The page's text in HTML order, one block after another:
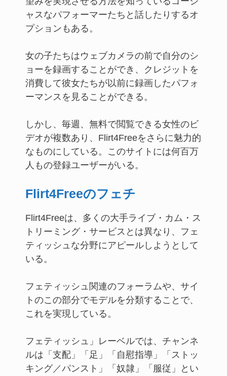
ャスなパフォーマーたちと話したりするオ
プションもある。
女の子たちはウェブカメラの前で自分のシ
ョーを録画することができ、クレジットを
消費して彼女たちが以前に録画したパフォ
ーマンスを見ることができる。
しかし、毎週、無料で閲覧できる女性のビ
デオが複数あり、Flirt4Freeをさらに魅力的
なものにしている。このサイトには何百万
人もの登録ユーザーがいる。
Flirt4Freeのフェチ
Flirt4Freeは、多くの大手ライブ・カム・ス
トリーミング・サービスとは異なり、フェ
ティッシュな分野にアピールしようとして
いる。
フェティッシュ関連のフォーラムや、サイ
トのこの部分でモデルを分類することで、
これを実現している。
フェティッシュ」レーベルでは、チャンネ
ルは「支配」「足」「自慰指導」「ストッ
キング／パンスト」「奴隷」「服従」とい